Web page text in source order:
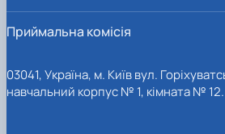
Приймальна комісія
03041, Україна, м. Київ вул.
навчальний корпус № 1, кімната № 12.